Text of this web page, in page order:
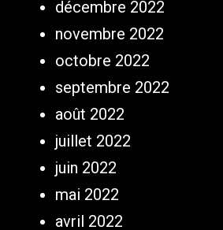
décembre 2022
novembre 2022
octobre 2022
septembre 2022
août 2022
juillet 2022
juin 2022
mai 2022
avril 2022